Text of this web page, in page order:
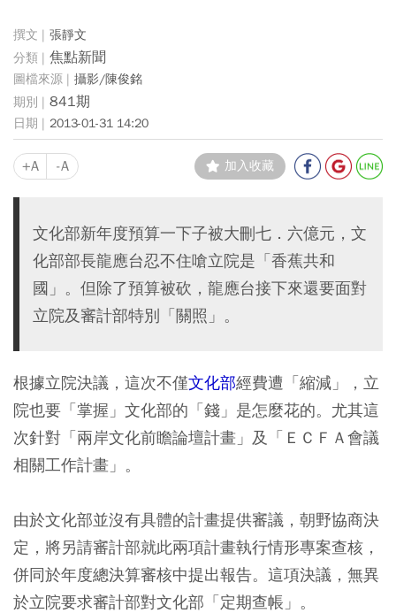
張靜文
焦點新聞
攝影/陳俊銘
841期
2013-01-31 14:20
+A -A 加入收藏
文化部新年度預算一下子被大刪七．六億元，文
化部部長龍應台忍不住嗆立院是「香蕉共和
國」。但除了預算被砍，龍應台接下來還要面對
立院及審計部特別「關照」。
根據立院決議，這次不僅文化部經費遭「縮減」，立
院也要「掌握」文化部的「錢」是怎麼花的。尤其這
次針對「兩岸文化前瞻論壇計畫」及「ＥＣＦＡ會議
相關工作計畫」。
由於文化部並沒有具體的計畫提供審議，朝野協商決
定，將另請審計部就此兩項計畫執行情形專案查核，
併同於年度總決算審核中提出報告。這項決議，無異
於立院要求審計部對文化部「定期查帳」。